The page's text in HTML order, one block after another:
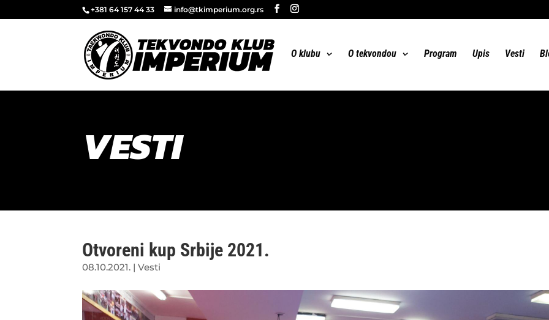
+381 64 157 44 33 info@tkimperium.org.rs
O klubu O tekvondou Program Upis Vesti
VESTI
Otvoreni kup Srbije 2021.
08.10.2021. |Vesti